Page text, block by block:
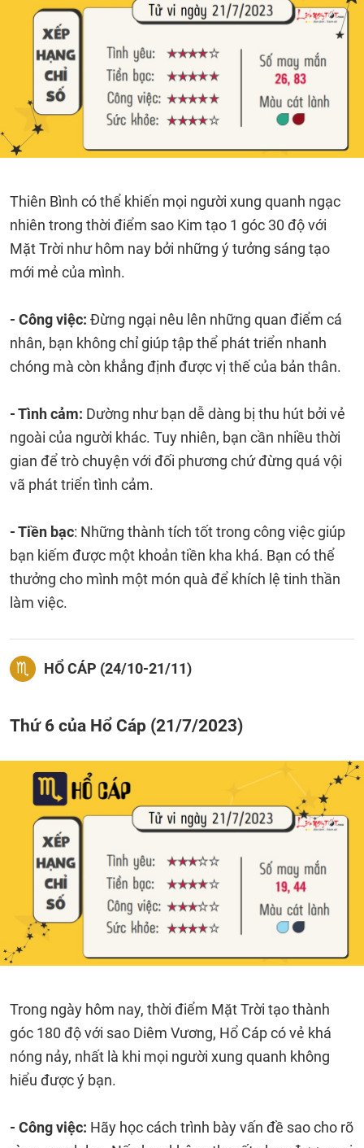
Thiên Bình có thể khiến mọi người xung quanh ngạc
nhiên trong thời điểm sao Kim tạo 1 góc 30 độ với
Mặt Trời như hôm nay bởi những ý tưởng sáng tạo
mới mẻ của mình.
- Công việc: Đừng ngại nêu lên những quan điểm cá
nhân, bạn không chỉ giúp tập thể phát triển nhanh
chóng mà còn khẳng định được vị thế của bản thân.
- Tình cảm: Dường như bạn dễ dàng bị thu hút bởi vẻ
ngoài của người khác. Tuy nhiên, bạn cần nhiều thời
gian để trò chuyện với đối phương chứ đừng quá vội
vã phát triển tình cảm.
- Tiền bạc: Những thành tích tốt trong công việc giúp
bạn kiếm được một khoản tiền kha khá. Bạn có thể
thưởng cho mình một món quà để khích lệ tinh thần
làm việc.
HỔ CÁP (24/10-21/11)
Thứ 6 của Hổ Cáp (21/7/2023)
Trong ngày hôm nay, thời điểm Mặt Trời tạo thành
góc 180 độ với sao Diêm Vương, Hổ Cáp có vẻ khá
nóng nảy, nhất là khi mọi người xung quanh không
hiểu được ý bạn.
- Công việc: Hãy học cách trình bày vấn đề sao cho rõ